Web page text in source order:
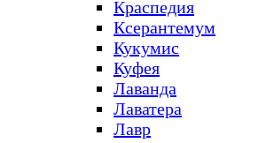
Краспедия
Ксерантемум
Кукумис
Куфея
Лаванда
Лаватера
Лавр